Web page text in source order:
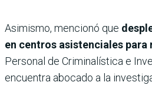
Asimismo, mencionó que
en centros asistenciales para
Personal de Criminalística e
encuentra abocado a la